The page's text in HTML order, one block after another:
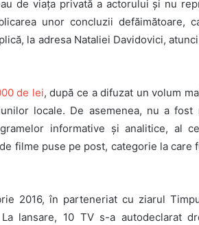
de viața privată a actorului și nu
unor concluzii defăimătoare,
la adresa Nataliei Davidovici,
de lei, după ce a difuzat un volum
locale. De asemenea, nu a fost
informative și analitice, al
filme puse pe post, categorie la care
2016, în parteneriat cu ziarul
lansare, 10 TV s-a autodeclarat